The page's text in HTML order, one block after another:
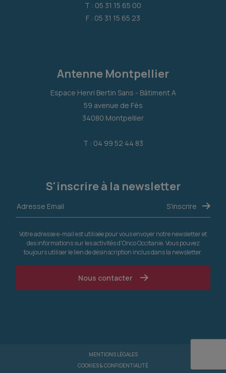
T : 05 31 15 65 00
F : 05 31 15 65 23
Antenne Montpellier
Espace Henri Bertin Sans - Bâtiment A
59 avenue de Fès
34080 Montpellier
T : 04 99 52 44 83
S'inscrire à la newsletter
Votre adresse e-mail est utilisée pour vous envoyer notre newsletter et
des informations sur les activités d'Onco Occitanie. Vous pouvez
toujours utiliser le lien de désinscription inclus dans la newsletter.
Nous contacter
MENTIONS LÉGALES
COOKIES & CONFIDENTIALITÉ